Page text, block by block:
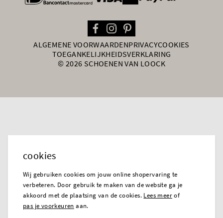
ALGEMENE VOORWAARDENPRIVACYCOOKIES
TOEGANKELIJKHEIDSVERKLARING
© 2026 SCHOENEN VAN LOOCK
cookies
Wij gebruiken cookies om jouw online shopervaring te
verbeteren. Door gebruik te maken van de website ga je
akkoord met de plaatsing van de cookies. Lees meerof
pas je voorkeuren aan.